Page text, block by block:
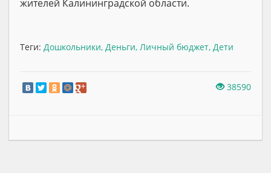
жителей Калининградской области.
Теги: Дошкольники, Деньги, Личный бюджет, Дети
38590